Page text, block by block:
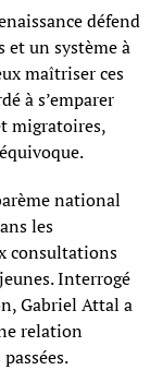
défend
et un système à
maîtriser ces
à s’emparer
migratoires,
national
les
consultations
Interrogé
Gabriel Attal a
relation